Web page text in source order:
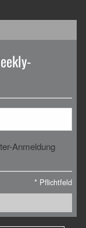
Anmeldung
* Pflichtfeld